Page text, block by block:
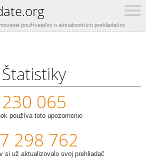
používateľov o aktuálnosti ich prehliadačov
Štatistiky
230 065
používa toto upozornenie
298 762
si už aktualizovalo svoj prehliadač